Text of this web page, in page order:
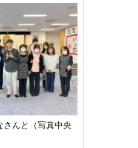
んと（写真中央